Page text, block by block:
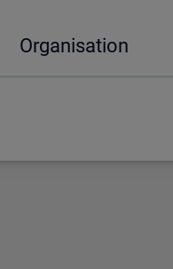
Or­ga­ni­sa­ti­on